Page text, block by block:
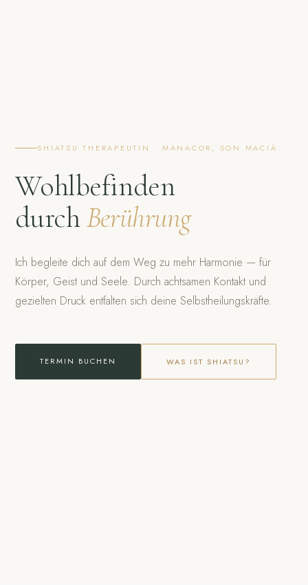
SHIATSU THERAPEUTIN · MANACOR, SON MACIÀ
Wohlbefinden
durchBerührung
Ich begleite dich auf dem Weg zu mehr Harmonie — für
Körper, Geist und Seele. Durch achtsamen Kontakt und
gezielten Druck entfalten sich deine Selbstheilungskräfte.
TERMIN BUCHEN WAS IST SHIATSU?